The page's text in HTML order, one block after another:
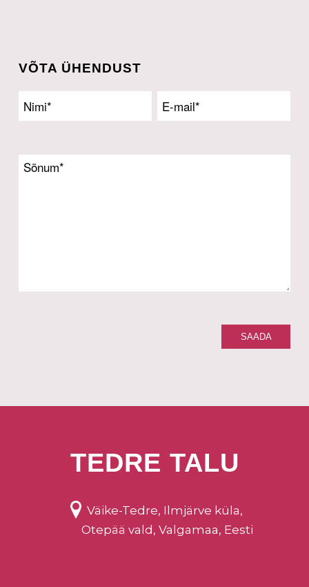
TEDRE TALU
Väike-Tedre, Ilmjärve küla,
Otepää vald, Valgamaa, Eesti
VÕTA ÜHENDUST